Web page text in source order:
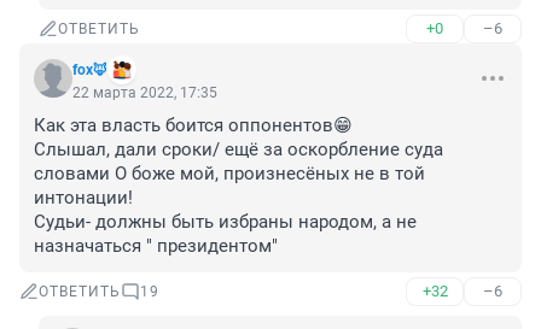
ОТВЕТИТЬ +0 –6
fox🦊
22 марта 2022, 17:35
Как эта власть боится оппонентов😁
Слышал, дали сроки/ ещё за оскорбление суда
словами О боже мой, произнесёных не в той
интонации!
Судьи- должны быть избраны народом, а не
назначаться " президентом"
ОТВЕТИТЬ 19 +32 –6